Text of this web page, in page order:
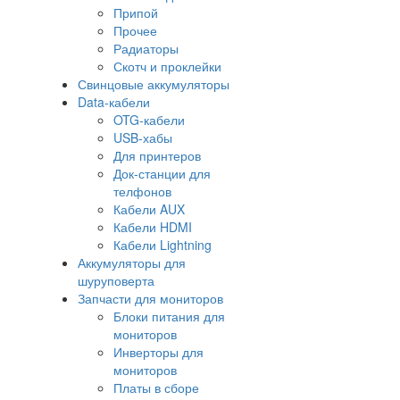
Припой
Прочее
Радиаторы
Скотч и проклейки
Свинцовые аккумуляторы
Data-кабели
OTG-кабели
USB-хабы
Для принтеров
Док-станции для
телфонов
Кабели AUX
Кабели HDMI
Кабели Lightning
Аккумуляторы для
шуруповерта
Запчасти для мониторов
Блоки питания для
мониторов
Инверторы для
мониторов
Платы в сборе